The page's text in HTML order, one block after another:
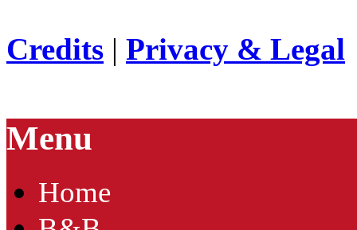
Credits | Privacy & Legal
Menu
Home